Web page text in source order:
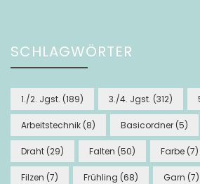
SCHLAGWÖRTER
1./2. Jgst. (189) 3./4. Jgst. (312)
Arbeitstechnik (8) Basicordner (5)
Draht (29) Falten (50) Farbe (7)
Filzen (7) Frühling (68) Garn (7)